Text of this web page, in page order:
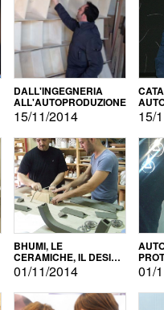
DALL'INGEGNERIA
ALL'AUTOPRODUZIONE
15/11/2014 15/
BHUMI, LE
CERAMICHE, IL DESIGN
E L'AUTOPRODUZIONE
01/11/2014 01/